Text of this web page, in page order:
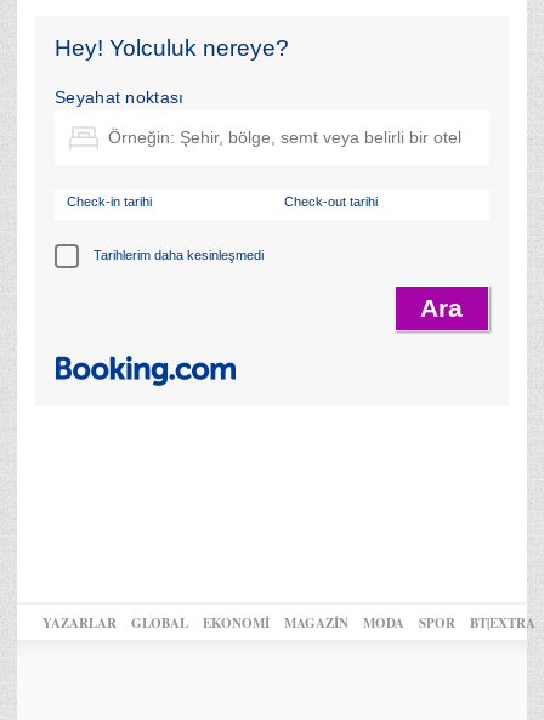
Hey! Yolculuk nereye?
Seyahat noktası
Check-in tarihi Check-out tarihi
Tarihlerim daha kesinleşmedi
YAZARLAR GLOBAL EKONOMİ MAGAZİN MODA SPOR BT|EXTRA